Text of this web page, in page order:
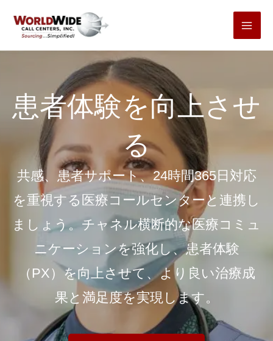
患者体験を向上させ
る
共感、患者サポート、24時間365日対応
を重視する医療コールセンターと連携し
ましょう。チャネル横断的な医療コミュ
ニケーションを強化し、患者体験
（PX）を向上させて、より良い治療成
果と満足度を実現します。